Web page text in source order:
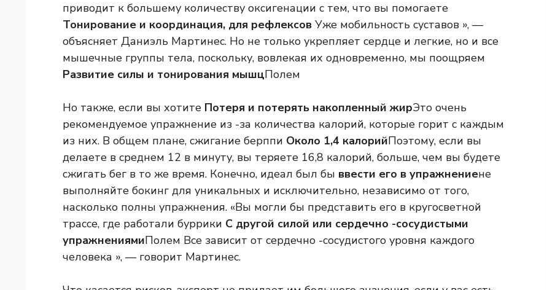
приводит к большему количеству оксигенации с тем, что вы помогаете
Тонирование и координация, для рефлексов Уже мобильность суставов », —
объясняет Даниэль Мартинес. Но не только укрепляет сердце и легкие, но и все
мышечные группы тела, поскольку, вовлекая их одновременно, мы поощряем
Развитие силы и тонирования мышцПолем
Но также, если вы хотите Потеря и потерять накопленный жирЭто очень
рекомендуемое упражнение из -за количества калорий, которые горит с каждым
из них. В общем плане, сжигание берппи Около 1,4 калорийПоэтому, если вы
делаете в среднем 12 в минуту, вы теряете 16,8 калорий, больше, чем вы будете
сжигать бег в то же время. Конечно, идеал был бы ввести его в упражнениене
выполняйте бокинг для уникальных и исключительно, независимо от того,
насколько полны упражнения. «Вы могли бы представить его в кругосветной
трассе, где работали буррики С другой силой или сердечно -сосудистыми
упражнениямиПолем Все зависит от сердечно -сосудистого уровня каждого
человека », — говорит Мартинес.